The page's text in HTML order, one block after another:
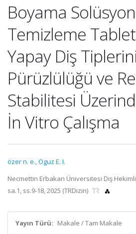
Boyama
Temizleme
Yapay Diş
Pürüzlülüğü ve
Stabilitesi
İn Vitro Çalışma
özer n. e.,Oguz E. I.
Necmettin Erbakan Üniversitesi Diş
sa.1, ss.9-18, 2025 (TRDizin)
Yayın Türü: Makale / Tam Makale